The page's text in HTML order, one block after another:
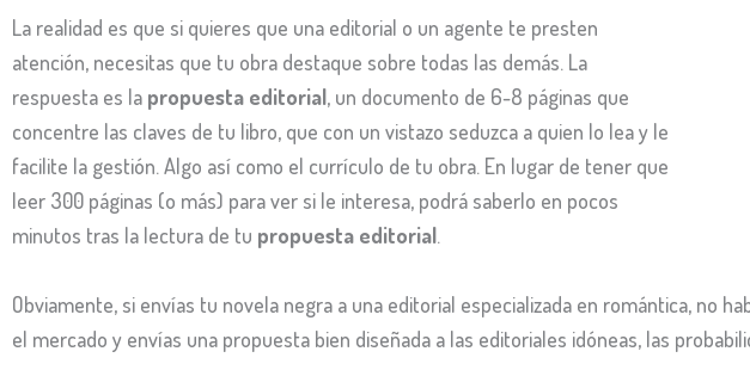
La realidad es que si quieres que una editorial o un agente te presten
atención, necesitas que tu obra destaque sobre todas las demás. La
respuesta es la propuesta editorial, un documento de 6-8 páginas que
concentre las claves de tu libro, que con un vistazo seduzca a quien lo lea y le
facilite la gestión. Algo así como el currículo de tu obra. En lugar de tener que
leer 300 páginas (o más) para ver si le interesa, podrá saberlo en pocos
minutos tras la lectura de tu propuesta editorial.
Obviamente, si envías tu novela negra a una editorial especializada en romántica, no
el mercado y envías una propuesta bien diseñada a las editoriales idóneas, las